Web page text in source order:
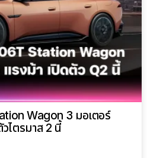
Wagon 3 มอเตอร์
ไตรมาส 2 นี้